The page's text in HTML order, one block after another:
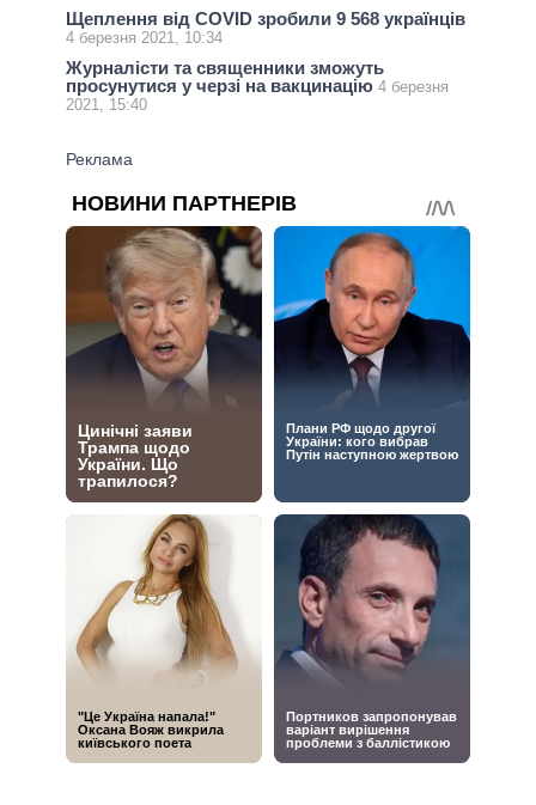
Щеплення від COVID зробили 9 568 українців
4 березня 2021, 10:34
Журналісти та священники зможуть
просунутися у черзі на вакцинацію 4 березня
2021, 15:40